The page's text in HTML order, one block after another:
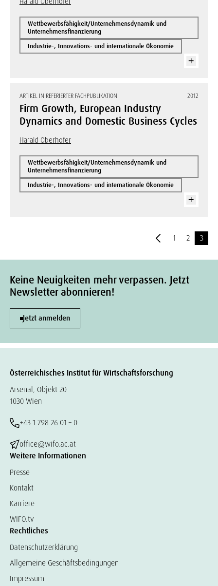
Wettbewerbsfähigkeit/Unternehmensdynamik und
Unternehmensfinanzierung
Industrie-, Innovations- und internationale Ökonomie
ARTIKEL IN REFERIERTER FACHPUBLIKATION 2012
Firm Growth, European Industry
Dynamics and Domestic Business Cycles
Harald Oberhofer
Wettbewerbsfähigkeit/Unternehmensdynamik und
Unternehmensfinanzierung
Industrie-, Innovations- und internationale Ökonomie
1 2 3
Keine Neuigkeiten mehr verpassen. Jetzt
Newsletter abonnieren!
Jetzt anmelden
Österreichisches Institut für Wirtschaftsforschung
Arsenal, Objekt 20
1030 Wien
+43 1 798 26 01 – 0
office@wifo.ac.at
Weitere Informationen
Presse
Kontakt
Karriere
WIFO.tv
Rechtliches
Datenschutzerklärung
Allgemeine Geschäftsbedingungen
Impressum